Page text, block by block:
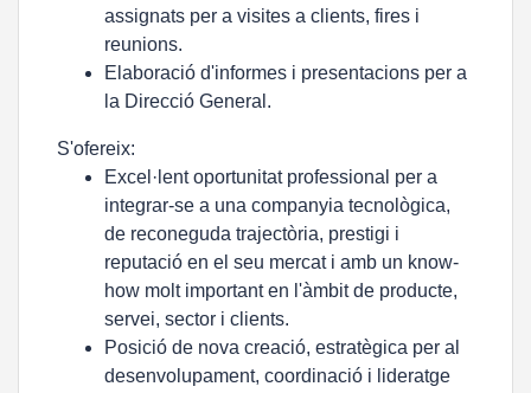
assignats per a visites a clients, fires i
reunions.
Elaboració d'informes i presentacions per a
la Direcció General.
S'ofereix:
Excel·lent oportunitat professional per a
integrar-se a una companyia tecnològica,
de reconeguda trajectòria, prestigi i
reputació en el seu mercat i amb un know-
how molt important en l'àmbit de producte,
servei, sector i clients.
Posició de nova creació, estratègica per al
desenvolupament, coordinació i lideratge